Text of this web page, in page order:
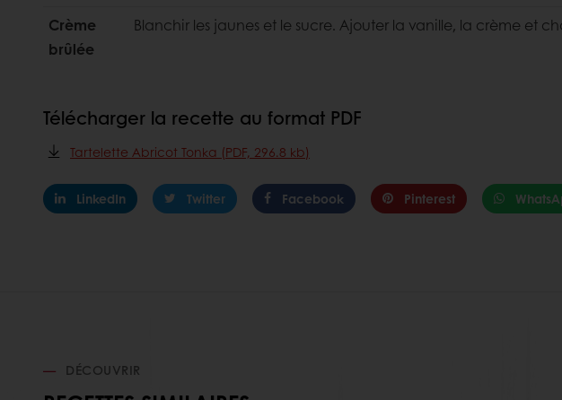
Crème
brûlée
Blanchir les jaunes et le sucre. Ajouter la vanille, la crème et
Télécharger la recette au format PDF
Tartelette Abricot Tonka (PDF, 296.8 kb)
LinkedIn Twitter Facebook Pinterest
DÉCOUVRIR